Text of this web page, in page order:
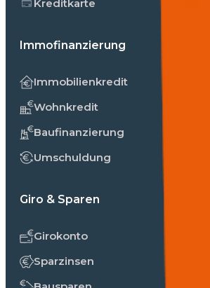
Kreditkarte
Immofinanzierung
Immobilienkredit
Wohnkredit
Baufinanzierung
Umschuldung
Giro & Sparen
Girokonto
Sparzinsen